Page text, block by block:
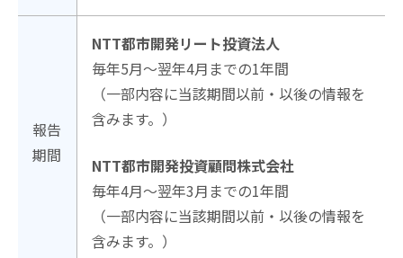
報告
期間
NTT都市開発リート投資法人
毎年5月～翌年4月までの1年間
（一部内容に当該期間以前・以後の情報を
含みます。）
NTT都市開発投資顧問株式会社
毎年4月～翌年3月までの1年間
（一部内容に当該期間以前・以後の情報を
含みます。）